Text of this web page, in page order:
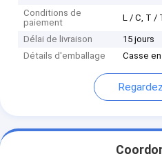
Conditions de
paiement
L / C, T /
Délai de livraison
15 jours
Détails d'emballage
Casse